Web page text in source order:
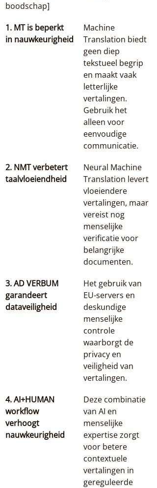
boodschap]
1. MT is beperkt
in nauwkeurigheid
Machine
Translation biedt
geen diep
tekstueel begrip
en maakt vaak
letterlijke
vertalingen.
Gebruik het
alleen voor
eenvoudige
communicatie.
2. NMT verbetert
taalvloeiendheid
Neural Machine
Translation levert
vloeiendere
vertalingen, maar
vereist nog
menselijke
verificatie voor
belangrijke
documenten.
3. AD VERBUM
garandeert
dataveiligheid
Het gebruik van
EU-servers en
deskundige
menselijke
controle
waarborgt de
privacy en
veiligheid van
vertalingen.
4. AI+HUMAN
workflow
verhoogt
nauwkeurigheid
Deze combinatie
van AI en
menselijke
expertise zorgt
voor betere
contextuele
vertalingen in
gereguleerde